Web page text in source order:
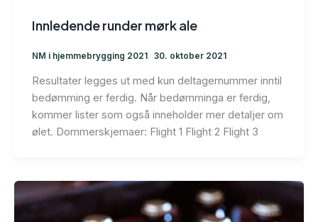
Innledende runder mørk ale
NM i hjemmebrygging 2021 30. oktober 2021
Resultater legges ut med kun deltagernummer inntil
bedømming er ferdig. Når bedømminga er ferdig,
kommer lister som også inneholder mer detaljer om
ølet. Dommerskjemaer: Flight 1 Flight 2 Flight 3